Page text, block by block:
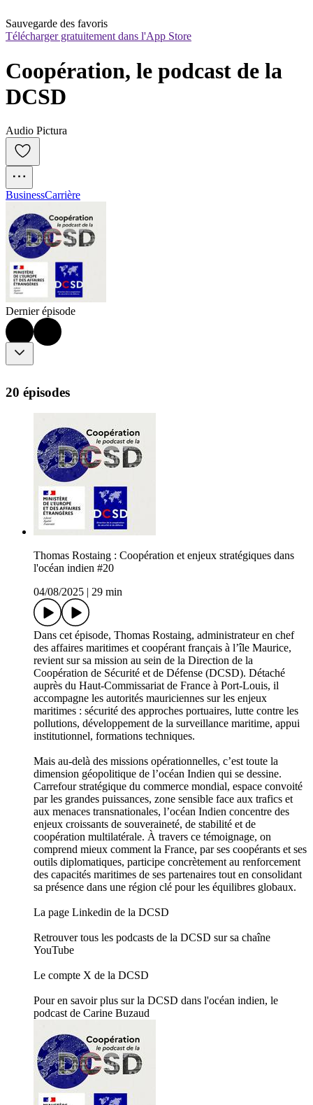
Sauvegarde des favoris
Télécharger gratuitement dans l'App Store
Coopération, le podcast de la
DCSD
Audio Pictura
BusinessCarrière
Dernier épisode
20 épisodes
Thomas Rostaing : Coopération et enjeux stratégiques dans
l'océan indien #20
04/08/2025
29 min
Dans cet épisode, Thomas Rostaing, administrateur en chef
des affaires maritimes et coopérant français à l’île Maurice,
revient sur sa mission au sein de la Direction de la
Coopération de Sécurité et de Défense (DCSD). Détaché
auprès du Haut-Commissariat de France à Port-Louis, il
accompagne les autorités mauriciennes sur les enjeux
maritimes : sécurité des approches portuaires, lutte contre les
pollutions, développement de la surveillance maritime, appui
institutionnel, formations techniques.
Mais au-delà des missions opérationnelles, c’est toute la
dimension géopolitique de l’océan Indien qui se dessine.
Carrefour stratégique du commerce mondial, espace convoité
par les grandes puissances, zone sensible face aux trafics et
aux menaces transnationales, l’océan Indien concentre des
enjeux croissants de souveraineté, de stabilité et de
coopération multilatérale. À travers ce témoignage, on
comprend mieux comment la France, par ses coopérants et ses
outils diplomatiques, participe concrètement au renforcement
des capacités maritimes de ses partenaires tout en consolidant
sa présence dans une région clé pour les équilibres globaux.
La page Linkedin de la DCSD
Retrouver tous les podcasts de la DCSD sur sa chaîne
YouTube
Le compte X de la DCSD
Pour en savoir plus sur la DCSD dans l'océan indien, le
podcast de Carine Buzaud